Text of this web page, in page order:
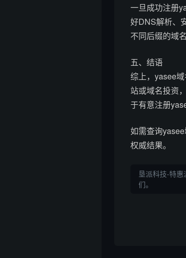
一旦成功注册
好DNS解析、
不同后缀的域名
五、结语
综上，yasee
站或域名投资
于有意注册
如需查询
权威结果。
垦派科技-特惠
们。